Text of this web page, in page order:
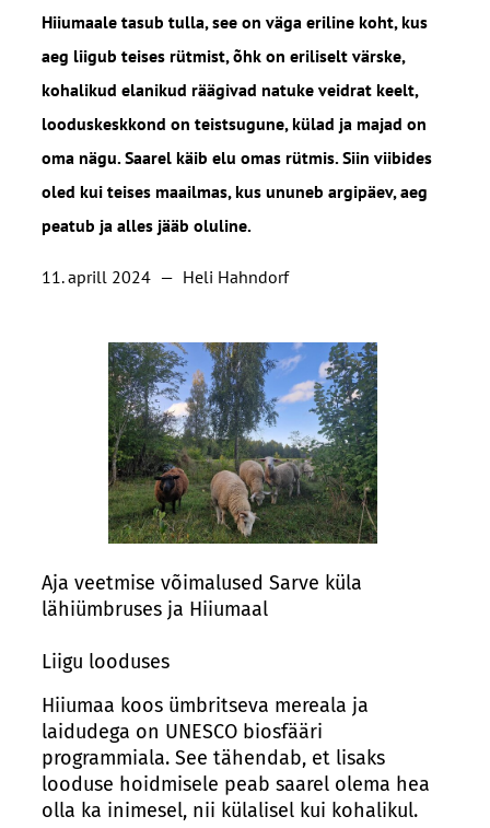
Hiiumaale tasub tulla, see on väga eriline koht, kus
aeg liigub teises rütmist, õhk on eriliselt värske,
kohalikud elanikud räägivad natuke veidrat keelt,
looduskeskkond on teistsugune, külad ja majad on
oma nägu. Saarel käib elu omas rütmis. Siin viibides
oled kui teises maailmas, kus ununeb argipäev, aeg
peatub ja alles jääb oluline.
11. aprill 2024 — Heli Hahndorf
Aja veetmise võimalused Sarve küla
lähiümbruses ja Hiiumaal
Liigu looduses
Hiiumaa koos ümbritseva mereala ja
laidudega on UNESCO biosfääri
programmiala. See tähendab, et lisaks
looduse hoidmisele peab saarel olema hea
olla ka inimesel, nii külalisel kui kohalikul.